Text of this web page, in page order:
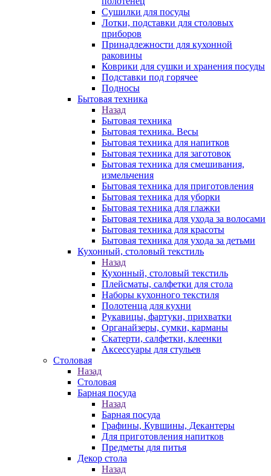
Сушилки для посуды
Лотки, подставки для столовых
приборов
Принадлежности для кухонной
раковины
Коврики для сушки и хранения посуды
Подставки под горячее
Подносы
Бытовая техника
Назад
Бытовая техника
Бытовая техника. Весы
Бытовая техника для напитков
Бытовая техника для заготовок
Бытовая техника для смешивания,
измельчения
Бытовая техника для приготовления
Бытовая техника для уборки
Бытовая техника для глажки
Бытовая техника для ухода за волосами
Бытовая техника для красоты
Бытовая техника для ухода за детьми
Кухонный, столовый текстиль
Назад
Кухонный, столовый текстиль
Плейсматы, салфетки для стола
Наборы кухонного текстиля
Полотенца для кухни
Рукавицы, фартуки, прихватки
Органайзеры, сумки, карманы
Скатерти, салфетки, клеенки
Аксессуары для стульев
Столовая
Назад
Столовая
Барная посуда
Назад
Барная посуда
Графины, Кувшины, Декантеры
Для приготовления напитков
Предметы для питья
Декор стола
Назад